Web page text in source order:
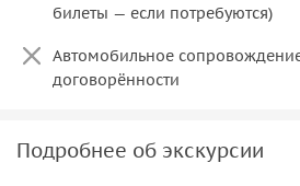
билеты — если потребуются)
Автомобильное
договорённости
Подробнее об экскурсии